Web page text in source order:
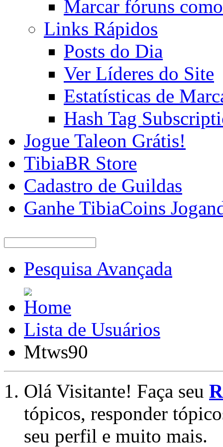
Marcar fóruns
Links Rápidos
Posts do Dia
Ver Líderes do Site
Estatísticas de
Hash Tag
Jogue Taleon Grátis!
TibiaBR Store
Cadastro de Guildas
Ganhe TibiaCoins
Pesquisa Avançada
Lista de Usuários
Mtws90
Olá Visitante! Faça seu
tópicos, responder
seu perfil e muito mais.